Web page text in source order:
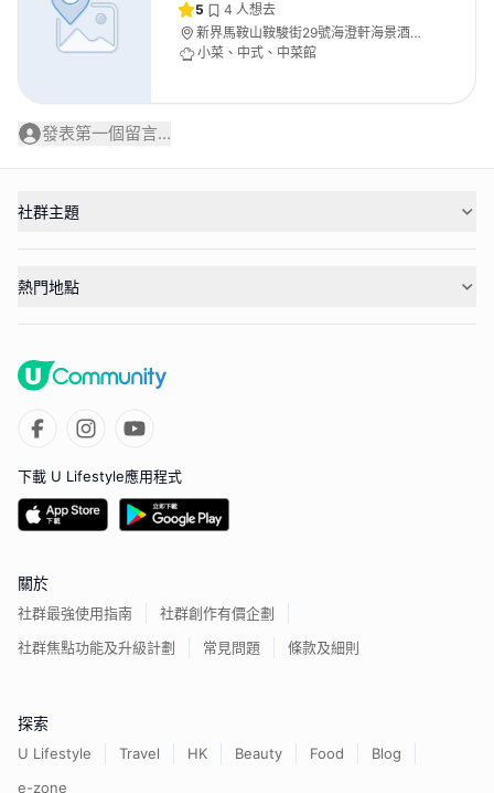
5 4 人想去
新界馬鞍山鞍駿街29號海澄軒海景酒店
地下
小菜、中式、中菜館
發表第一個留言...
社群主題
熱門地點
下載 U Lifestyle應用程式
關於
社群最強使用指南
社群創作有價企劃
社群焦點功能及升級計劃
常見問題 條款及細則
探索
U Lifestyle Travel HK Beauty Food
Blog
e-zone